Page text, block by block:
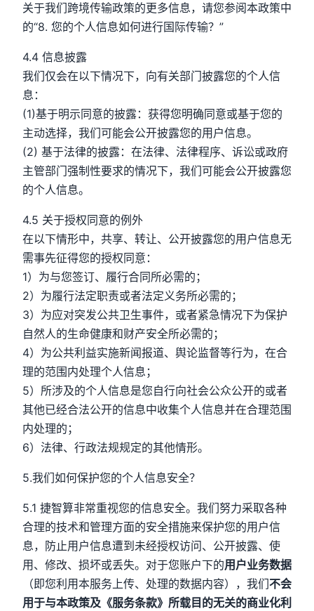
关于我们跨境传输政策的更多信息，请您参阅本政策中
的“8. 您的个人信息如何进行国际传输？”
4.4 信息披露
我们仅会在以下情况下，向有关部门披露您的个人信
息：
(1)基于明示同意的披露：获得您明确同意或基于您的
主动选择，我们可能会公开披露您的用户信息。
(2) 基于法律的披露：在法律、法律程序、诉讼或政府
主管部门强制性要求的情况下，我们可能会公开披露您
的个人信息。
4.5 关于授权同意的例外
在以下情形中，共享、转让、公开披露您的用户信息无
需事先征得您的授权同意：
1）为与您签订、履行合同所必需的；
2）为履行法定职责或者法定义务所必需的；
3）为应对突发公共卫生事件，或者紧急情况下为保护
自然人的生命健康和财产安全所必需的；
4）为公共利益实施新闻报道、舆论监督等行为，在合
理的范围内处理个人信息；
5）所涉及的个人信息是您自行向社会公众公开的或者
其他已经合法公开的信息中收集个人信息并在合理范围
内处理的；
6）法律、行政法规规定的其他情形。
5.我们如何保护您的个人信息安全？
5.1 捷智算非常重视您的信息安全。我们努力采取各种
合理的技术和管理方面的安全措施来保护您的用户信
息，防止用户信息遭到未经授权访问、公开披露、使
用、修改、损坏或丢失。对于您账户下的用户业务数据
（即您利用本服务上传、处理的数据内容），我们不会
用于与本政策及《服务条款》所载目的无关的商业化利